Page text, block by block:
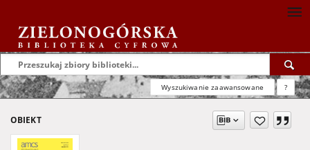
Wyszukiwanie zaawansowane ?
OBIEKT